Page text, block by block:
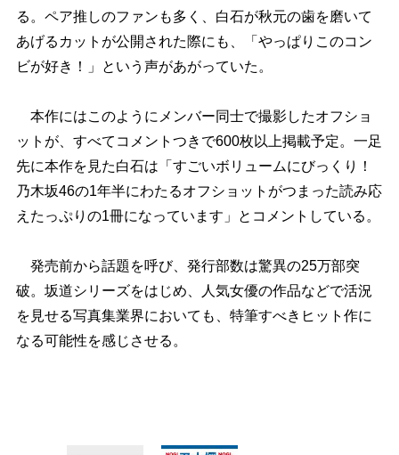
る。ペア推しのファンも多く、白石が秋元の歯を磨いて
あげるカットが公開された際にも、「やっぱりこのコン
ビが好き！」という声があがっていた。
本作にはこのようにメンバー同士で撮影したオフショ
ットが、すべてコメントつきで600枚以上掲載予定。一足
先に本作を見た白石は「すごいボリュームにびっくり！
乃木坂46の1年半にわたるオフショットがつまった読み応
えたっぷりの1冊になっています」とコメントしている。
発売前から話題を呼び、発行部数は驚異の25万部突
破。坂道シリーズをはじめ、人気女優の作品などで活況
を見せる写真集業界においても、特筆すべきヒット作に
なる可能性を感じさせる。